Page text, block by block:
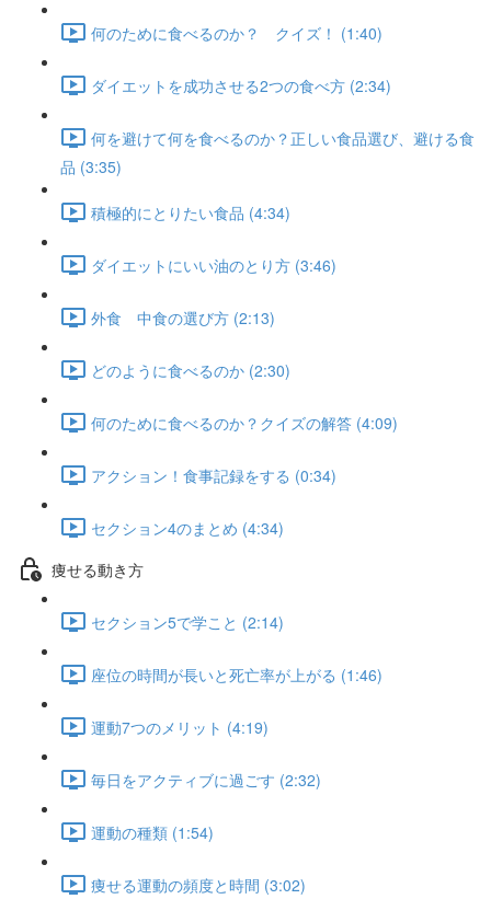
何のために食べるのか？ クイズ！ (1:40)
ダイエットを成功させる2つの食べ方 (2:34)
何を避けて何を食べるのか？正しい食品選び、避ける食
品 (3:35)
積極的にとりたい食品 (4:34)
ダイエットにいい油のとり方 (3:46)
外食 中食の選び方 (2:13)
どのように食べるのか (2:30)
何のために食べるのか？クイズの解答 (4:09)
アクション！食事記録をする (0:34)
セクション4のまとめ (4:34)
痩せる動き方
セクション5で学こと (2:14)
座位の時間が長いと死亡率が上がる (1:46)
運動7つのメリット (4:19)
毎日をアクティブに過ごす (2:32)
運動の種類 (1:54)
痩せる運動の頻度と時間 (3:02)